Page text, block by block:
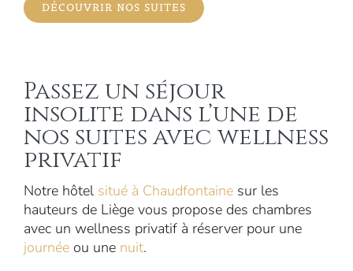
DÉCOUVRIR NOS SUITES
Passez un séjour
insolite dans l’une de
nos suites avec wellness
privatif
Notre hôtel situé à Chaudfontainesur les
hauteurs de Liège vous propose des chambres
avec un wellness privatif à réserver pour une
journéeou une nuit.